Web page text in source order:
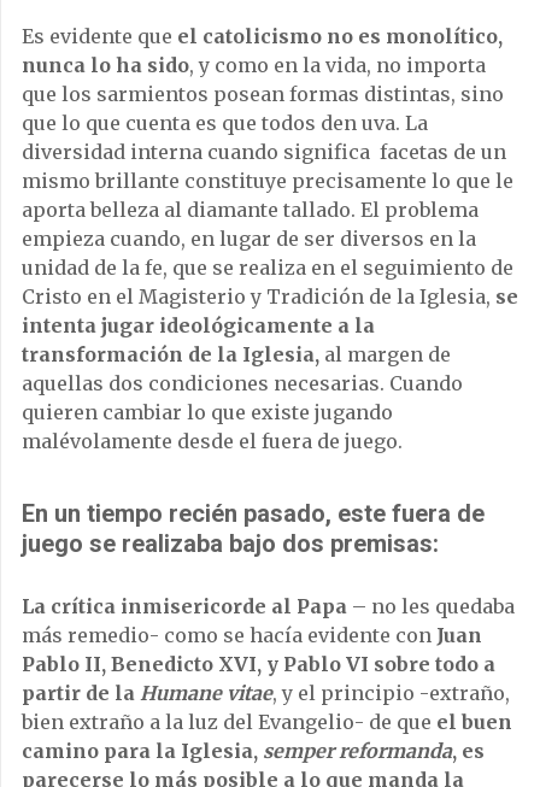
Es evidente que el catolicismo no es monolítico,
nunca lo ha sido, y como en la vida, no importa
que los sarmientos posean formas distintas, sino
que lo que cuenta es que todos den uva. La
diversidad interna cuando significa facetas de un
mismo brillante constituye precisamente lo que le
aporta belleza al diamante tallado. El problema
empieza cuando, en lugar de ser diversos en la
unidad de la fe, que se realiza en el seguimiento de
Cristo en el Magisterio y Tradición de la Iglesia, se
intenta jugar ideológicamente a la
transformación de la Iglesia, al margen de
aquellas dos condiciones necesarias. Cuando
quieren cambiar lo que existe jugando
malévolamente desde el fuera de juego.
En un tiempo recién pasado, este fuera de
juego se realizaba bajo dos premisas:
La crítica inmisericorde al Papa – no les quedaba
más remedio- como se hacía evidente con Juan
Pablo II, Benedicto XVI, y Pablo VI sobre todo a
partir de la Humane vitae, y el principio -extraño,
bien extraño a la luz del Evangelio- de que el buen
camino para la Iglesia, semper reformanda, es
parecerse lo más posible a lo que manda la